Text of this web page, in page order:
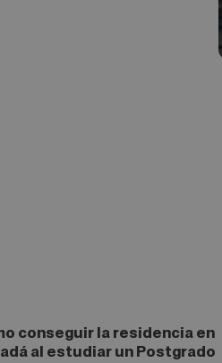
conseguir la residencia en
al estudiar un Postgrado